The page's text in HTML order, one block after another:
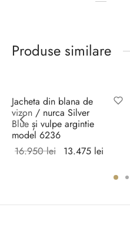
Produse similare
Sale!
Jacheta din blana de
vizon / nurca Silver
Blue și vulpe argintie
model 6236
16.950lei
Prețul
13.475 lei
este: